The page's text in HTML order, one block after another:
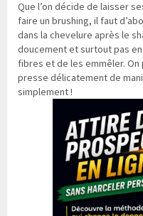
Que l’on décide de laisser
faire un brushing, il faut
dans la chevelure après le
doucement et surtout pas
fibres et de les emmêler.
presse délicatement de
simplement !